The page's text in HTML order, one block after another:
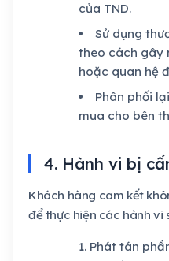
của TND.
Sử dụng
theo cách gây
hoặc quan hệ
Phân phối
mua cho bên
4. Hành vi bị
Khách hàng cam kết
để thực hiện các hành vi
Phát tán